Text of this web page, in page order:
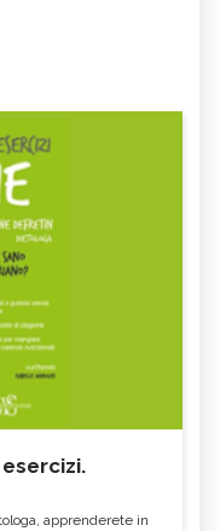
apprenderete in